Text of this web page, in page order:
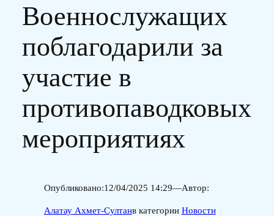
Военнослужащих
поблагодарили за
участие в
противопаводковых
мероприятиях
Опубликовано:12/04/2025 14:29—Автор:
Алатау Ахмет-Султанв категории Новости